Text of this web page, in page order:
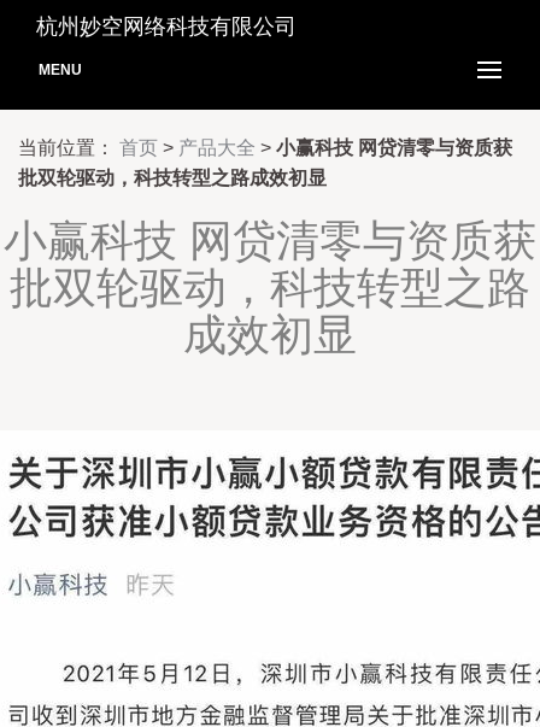
杭州妙空网络科技有限公司
MENU
当前位置： 首页 > 产品大全 > 小赢科技 网贷清零与资质获
批双轮驱动，科技转型之路成效初显
小赢科技 网贷清零与资质获
批双轮驱动，科技转型之路
成效初显